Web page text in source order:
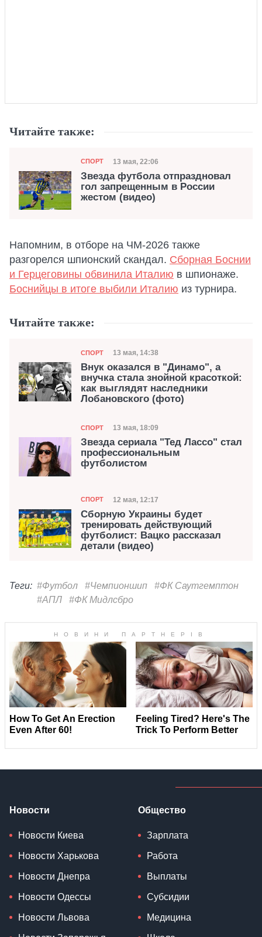
Читайте также:
Категория
СПОРТ Дата публикации
13 мая, 22:06
Звезда футбола отпраздновал
гол запрещенным в России
жестом (видео)
Напомним, в отборе на ЧМ-2026 также
разгорелся шпионский скандал. Сборная Боснии
и Герцеговины обвинила Италию в шпионаже.
Боснийцы в итоге выбили Италию из турнира.
Читайте также:
Категория
СПОРТ Дата публикации
13 мая, 14:38
Внук оказался в "Динамо", а
внучка стала знойной красоткой:
как выглядят наследники
Лобановского (фото)
Категория
СПОРТ Дата публикации
13 мая, 18:09
Звезда сериала "Тед Лассо" стал
профессиональным
футболистом
Категория
СПОРТ Дата публикации
12 мая, 12:17
Сборную Украины будет
тренировать действующий
футболист: Вацко рассказал
детали (видео)
Теги: #Футбол #Чемпионшип
#ФК Саутгемптон
#АПЛ
#ФК Мидлсбро
Новости
Новости Киева
Новости Харькова
Новости Днепра
Новости Одессы
Новости Львова
Общество
Зарплата
Работа
Выплаты
Субсидии
Медицина